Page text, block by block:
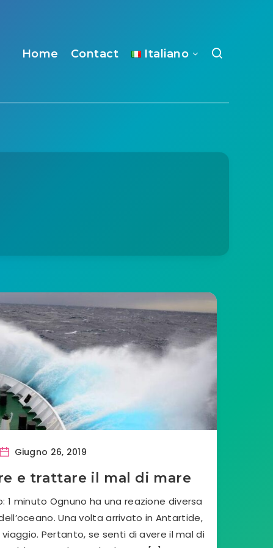
Home Contact Italiano
Giugno 26, 2019
e trattare il mal di mare
minuto Ognuno ha una reazione diversa
Una volta arrivato in Antartide,
Pertanto, se senti di avere il mal di